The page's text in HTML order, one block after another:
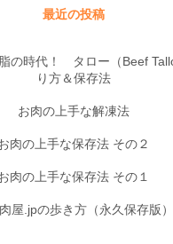
最近の投稿
の時代！ タロー（Beef
り方＆保存法
お肉の上手な解凍法
肉の上手な保存法 その２
肉の上手な保存法 その１
屋.jpの歩き方（永久保存版）